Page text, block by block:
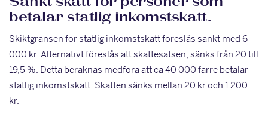
betalar statlig inkomstskatt.
Skiktgränsen för statlig inkomstskatt föreslås sänkt med 6
000 kr. Alternativt föreslås att skattesatsen, sänks från 20 till
19,5 %. Detta beräknas medföra att ca 40 000 färre betalar
statlig inkomstskatt. Skatten sänks mellan 20 kr och 1 200
kr.